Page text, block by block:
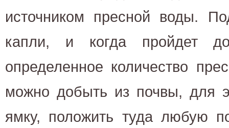
источником пресной воды.
капли, и когда пройдет
определенное количество
можно добыть из почвы, для
ямку, положить туда любую